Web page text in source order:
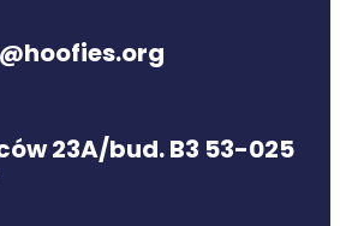
23A/bud. B3 53-025